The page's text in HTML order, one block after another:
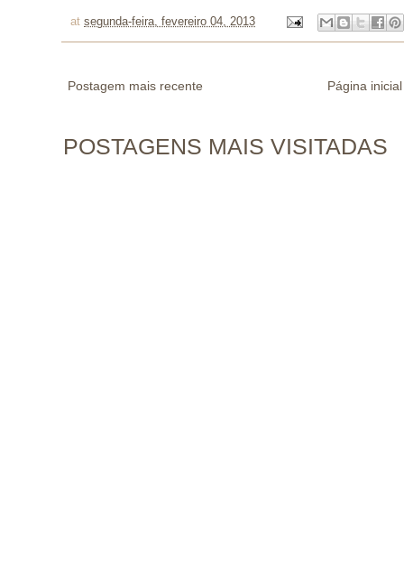
at segunda-feira, fevereiro 04, 2013
Postagem mais recente Página inicial
POSTAGENS MAIS VISITADAS